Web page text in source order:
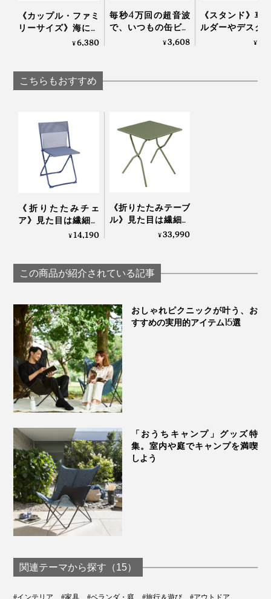
フレームを持ち運ぶ際は、付属のフックを装着すればき
ゅっとコンパクトに。女性が片手でカンタンに持ち運べ
普段はリビングを定位置にして、夕涼みしたい時だけベ
プ場へ。
用い、ポリエステル100％の粉体塗料で塗装し、耐久
性・耐食性に優れた骨組に。
しなやかなエストラマー素材（ゴム）による特許構造の
ジョイント部分により、フローリングを傷つけず、座っ
た時の安定感も抜群です。
写真は、リクライニングチェア「 RSX CLIP AirComfort
《カップル・ファミ
リーサイズ》海にも
人にも“優しい” - 砂が
FRIENDLY BEACH
BLANKET / LARGE
¥6,380
毎秒4万回の超音波
で、いつもの缶ビー
ルからクリーミーな
¥3,608
《スタンド》車
ルダーやデスク
ンドに安定感バ
¥
こちらもおすすめ
《折りたたみチェ
ア》見た目は繊細な
のに、水や紫外線に
¥14,190
《折りたたみテーブ
ル》見た目は繊細な
のに、水や紫外線に
¥33,990
この商品が紹介されている記事
おしゃれピクニックが叶う、お
すすめの実用的アイテム15選
「おうちキャンプ」グッズ特
集。室内や庭でキャンプを満喫
しよう
関連テーマから探す（15）